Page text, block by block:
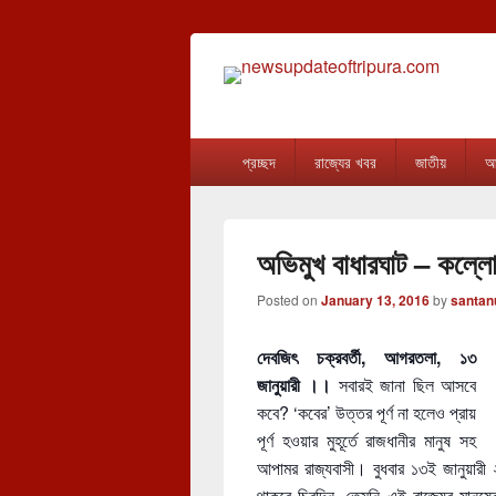
প্রচ্ছদ রাজ্যের খবর জাতীয়
অভিমুখ বাধারঘাট –
Posted on January 13, 2016by
দেবজিৎ চক্রবর্তী, আগরতলা, ১৩
জানুয়ারী ।। সবারই জানা ছিল আসবে
কবে? ‘কবের’ উত্তর পূর্ণ না হলেও প্রায়
পূর্ণ হওয়ার মুহূর্তে রাজধানীর মানুষ সহ
আপামর রাজ্যবাসী। বুধবার ১৩ই